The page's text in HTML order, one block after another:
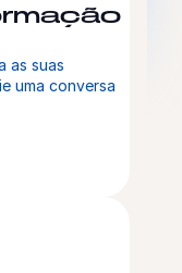
as suas
uma conversa